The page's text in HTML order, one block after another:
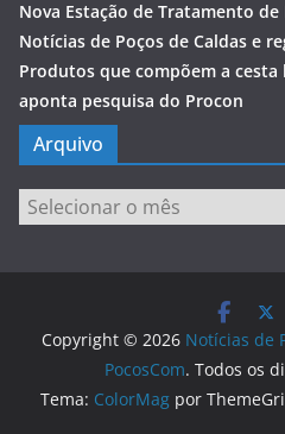
Nova Estação de Tratamento
Notícias de Poços de Caldas e
Produtos que compõem a cesta
aponta pesquisa do Procon
Arquivo
Arquivo
Copyright © 2026 Notícias de
PocosCom. Todos os
Tema: ColorMag por